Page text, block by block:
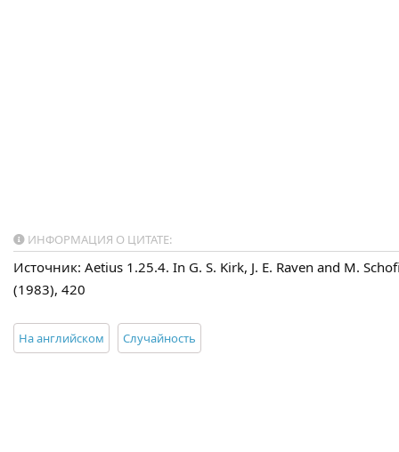
ИНФОРМАЦИЯ О ЦИТАТЕ:
Источник: Aetius 1.25.4. In G. S. Kirk, J. E. Raven and M.
(1983), 420
На английском Случайность